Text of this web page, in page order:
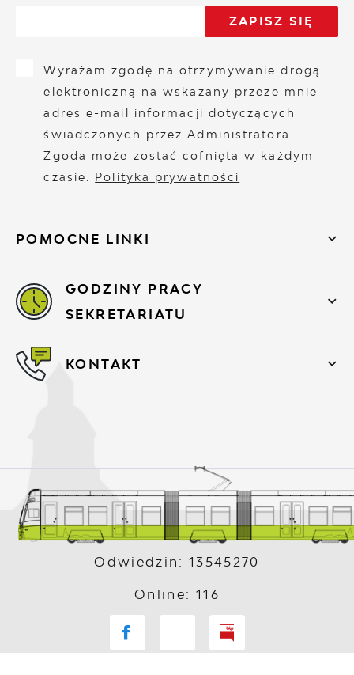
POMOCNE LINKI
Wyrażam zgodę na otrzymywanie drogą
elektroniczną na wskazany przeze mnie
adres e-mail informacji dotyczących
świadczonych przez Administratora.
Zgoda może zostać cofnięta w każdym
czasie. Polityka prywatności
GODZINY PRACY
SEKRETARIATU
KONTAKT
Odwiedzin: 13545270
Online: 116